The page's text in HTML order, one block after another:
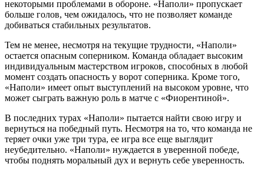
некоторыми проблемами в обороне. «Наполи» пропускает
больше голов, чем ожидалось, что не позволяет команде
добиваться стабильных результатов.
Тем не менее, несмотря на текущие трудности, «Наполи»
остается опасным соперником. Команда обладает высоким
индивидуальным мастерством игроков, способных в любой
момент создать опасность у ворот соперника. Кроме того,
«Наполи» имеет опыт выступлений на высоком уровне, что
может сыграть важную роль в матче с «Фиорентиной».
В последних турах «Наполи» пытается найти свою игру и
вернуться на победный путь. Несмотря на то, что команда не
теряет очки уже три тура, ее игра все еще выглядит
неубедительно. «Наполи» нуждается в уверенной победе,
чтобы поднять моральный дух и вернуть себе уверенность.